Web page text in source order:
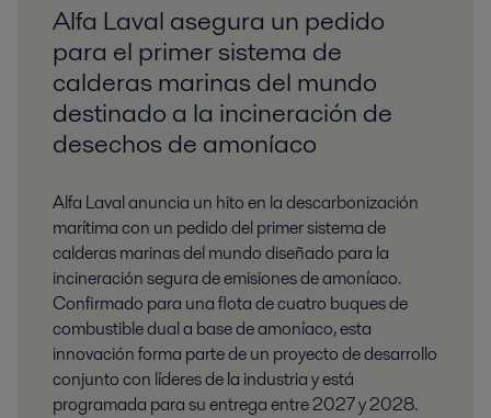
Alfa Laval asegura un pedido
para el primer sistema de
calderas marinas del mundo
destinado a la incineración de
desechos de amoníaco
Alfa Laval anuncia un hito en la descarbonización
marítima con un pedido del primer sistema de
calderas marinas del mundo diseñado para la
incineración segura de emisiones de amoníaco.
Confirmado para una flota de cuatro buques de
combustible dual a base de amoníaco, esta
innovación forma parte de un proyecto de desarrollo
conjunto con líderes de la industria y está
programada para su entrega entre 2027 y 2028.